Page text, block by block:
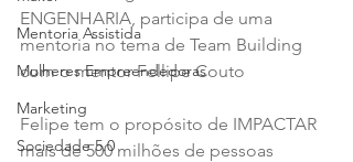
Mentoria Assistida
Mulheres Empreendedoras
Marketing
Sociedade 5.0
ENGENHARIA, participa de uma
mentoria no tema de Team Building
com o mentor Fellipe Couto
Felipe tem o propósito de IMPACTAR
mais de 500 milhões de pessoas